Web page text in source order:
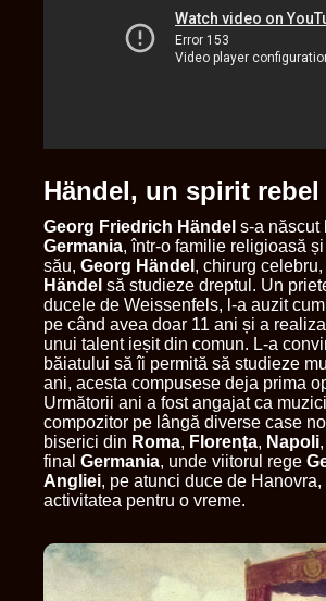
Händel, un spirit rebel
Georg Friedrich Händel s-a născut
Germania, într-o familie religioasă și
său, Georg Händel , chirurg celebru,
Händel să studieze dreptul. Un
ducele de Weissenfels, l-a auzit
pe când avea doar 11 ani și a
unui talent ieșit din comun. L-a
băiatului să îi permită să studieze
ani, acesta compusese deja prima
Următorii ani a fost angajat ca
compozitor pe lângă diverse case
biserici din Roma, Florența, Napoli,
final Germania, unde viitorul rege
Angliei, pe atunci duce de
activitatea pentru o vreme.